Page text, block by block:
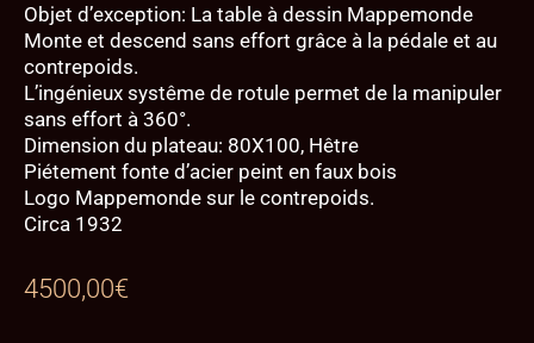
Objet d’exception: La table à dessin Mappemonde
Monte et descend sans effort grâce à la pédale et au
contrepoids.
L’ingénieux systême de rotule permet de la manipuler
sans effort à 360°.
Dimension du plateau: 80X100, Hêtre
Piétement fonte d’acier peint en faux bois
Logo Mappemonde sur le contrepoids.
Circa 1932
4500,00€